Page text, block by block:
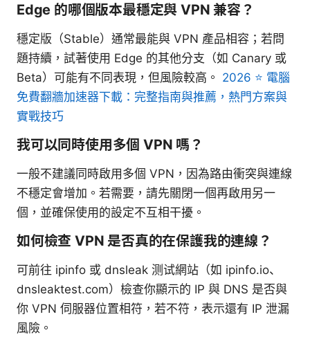
Edge 的哪個版本最穩定與 VPN 兼容？
穩定版（Stable）通常最能與 VPN 產品相容；若問
題持續，試著使用 Edge 的其他分支（如 Canary 或
Beta）可能有不同表現，但風險較高。 2026 ⭐ 電腦
免費翻牆加速器下載：完整指南與推薦，熱門方案與
實戰技巧
我可以同時使用多個 VPN 嗎？
一般不建議同時啟用多個 VPN，因為路由衝突與連線
不穩定會增加。若需要，請先關閉一個再啟用另一
個，並確保使用的設定不互相干擾。
如何檢查 VPN 是否真的在保護我的連線？
可前往 ipinfo 或 dnsleak 测试網站（如 ipinfo.io、
dnsleaktest.com）檢查你顯示的 IP 與 DNS 是否與
你 VPN 伺服器位置相符，若不符，表示還有 IP 泄漏
風險。